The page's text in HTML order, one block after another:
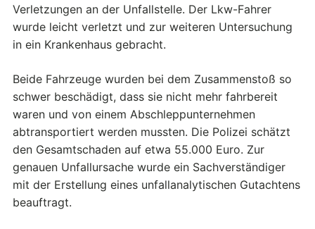
Verletzungen an der Unfallstelle. Der Lkw-Fahrer
wurde leicht verletzt und zur weiteren Untersuchung
in ein Krankenhaus gebracht.
Beide Fahrzeuge wurden bei dem Zusammenstoß so
schwer beschädigt, dass sie nicht mehr fahrbereit
waren und von einem Abschleppunternehmen
abtransportiert werden mussten. Die Polizei schätzt
den Gesamtschaden auf etwa 55.000 Euro. Zur
genauen Unfallursache wurde ein Sachverständiger
mit der Erstellung eines unfallanalytischen Gutachtens
beauftragt.